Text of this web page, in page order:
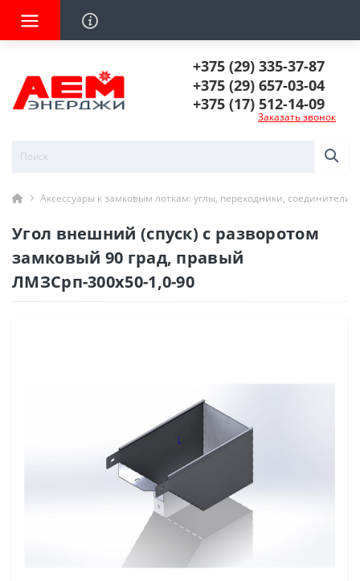
+375 (29) 335-37-87
+375 (29) 657-03-04
+375 (17) 512-14-09
Заказать звонок
Аксессуары к замковым лоткам: углы, переходники, соединители
Угол внешний (спуск) с разворотом
замковый 90 град, правый
ЛМЗСрп-300х50-1,0-90